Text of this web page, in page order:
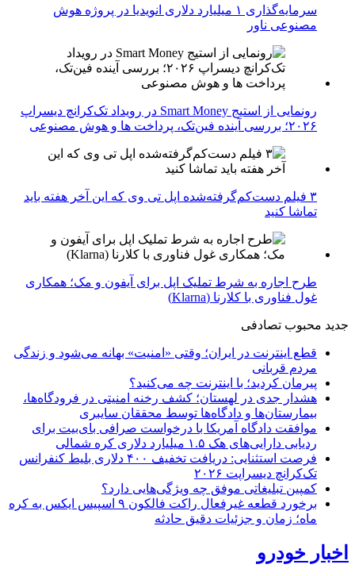
سرمایه‌گذاری ۱ میلیارد دلاری انویدیا در پروژه هوش
مصنوعی ناور
رونمایی از استیج Smart Money در رویداد تک‌کرانچ دیسراپ
۲۰۲۶؛ بررسی آینده فین‌تک، پرداخت‌ ها و هوش مصنوعی
۳ فیلم دست‌کم‌گرفته‌شده اپل تی وی که این آخر هفته باید
تماشا کنید
طرح اجاره به شرط تملیک اپل برای آیفون و مک؛ همکاری
غول فناوری با کلارنا (Klarna)
جدید محبوب تصادفی
قطع اینترنت در ایران؛ وقتی «امنیت» بهانه می‌شود و زندگی
مردم قربانی
پیرمان کردید؛ با اینترنت چه می‌کنید؟
هشدار جدی در لهستان؛ کشف رخنه امنیتی در فرودگاه‌ها،
بیمارستان‌ها و دادگاه‌ها توسط محققان سایبری
موافقت دادگاه آمریکا با درخواست صرافی بای‌بیت برای
ردیابی دارایی‌های هک ۱.۵ میلیارد دلاری کره شمالی
فرصت استثنایی: دریافت تخفیف ۴۰۰ دلاری بلیط کنفرانس
تک‌کرانچ دیسراپت ۲۰۲۶
کمپین تبلیغاتی موفق چه ویژگی‌هایی دارد؟
برخورد قطعه غیرفعال راکت فالکون ۹ اسپیس ایکس به کره
ماه؛ زمان و جزئیات دقیق حادثه
اخبار خودرو